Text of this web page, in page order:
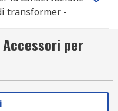
transformer -
che scorre
essere
(nei telai
stampato (PCB).
per